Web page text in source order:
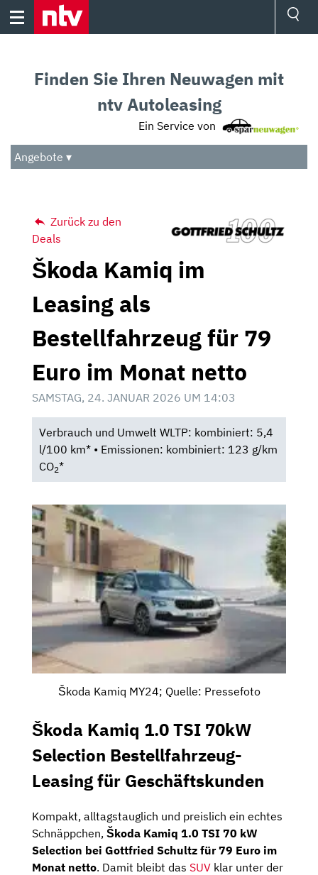
Skip
Audio
Das Beste
Finden Sie Ihren Neuwagen mit
ntv Autoleasing
Ein Service von
Angebote ▾
Zurück zu den
Deals
Škoda Kamiq im
Leasing als
Bestellfahrzeug für 79
Euro im Monat netto
SAMSTAG, 24. JANUAR 2026 UM 14:03
Verbrauch und Umwelt WLTP: kombiniert: 5,4
l/100 km* • Emissionen: kombiniert: 123 g/km
CO2*
Škoda Kamiq MY24; Quelle: Pressefoto
Škoda Kamiq 1.0 TSI 70kW
Selection Bestellfahrzeug-
Leasing für Geschäftskunden
Kompakt, alltagstauglich und preislich ein echtes
Schnäppchen, Škoda Kamiq 1.0 TSI 70 kW
Selection bei Gottfried Schultz für 79 Euro im
Monat netto. Damit bleibt das SUV klar unter der